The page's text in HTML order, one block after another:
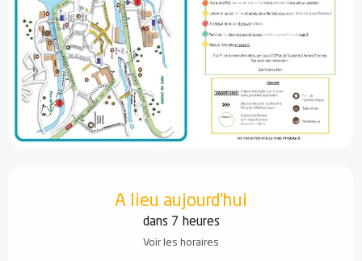
A lieu aujourd'hui
dans 7 heures
Voir les horaires